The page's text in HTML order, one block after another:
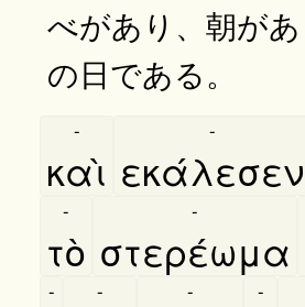
べがあり、朝が
の日である。
καὶ
-
εκάλεσεν
-
τὸ
-
στερέωμα
-
- - - -